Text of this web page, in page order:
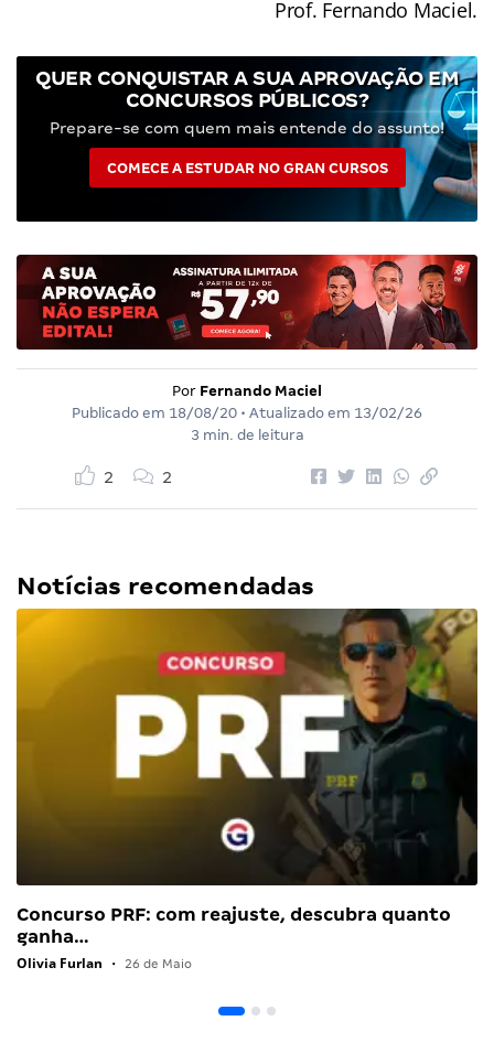
Prof. Fernando Maciel.
QUER CONQUISTAR A SUA APROVAÇÃO EM
CONCURSOS PÚBLICOS?
Prepare-se com quem mais entende do assunto!
COMECE A ESTUDAR NO GRAN CURSOS
Por Fernando Maciel
Publicado em 18/08/20 • Atualizado em 13/02/26
3 min. de leitura
2 2
Notícias recomendadas
Concurso PRF: com reajuste, descubra quanto
ganha…
Olivia Furlan • 26 de Maio